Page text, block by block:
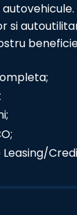
si